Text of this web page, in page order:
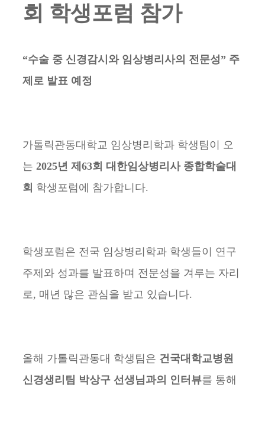
회 학생포럼 참가
“수술 중 신경감시와 임상병리사의 전문성” 주
제로 발표 예정
가톨릭관동대학교 임상병리학과 학생팀이 오
는 2025년 제63회 대한임상병리사 종합학술대
회 학생포럼에 참가합니다.
학생포럼은 전국 임상병리학과 학생들이 연구
주제와 성과를 발표하며 전문성을 겨루는 자리
로, 매년 많은 관심을 받고 있습니다.
올해 가톨릭관동대 학생팀은 건국대학교병원
신경생리팀 박상구 선생님과의 인터뷰를 통해